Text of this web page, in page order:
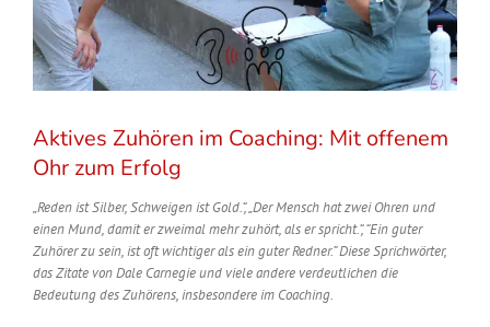
Aktives Zuhören im Coaching: Mit offenem
Ohr zum Erfolg
„Reden ist Silber, Schweigen ist Gold.“, „Der Mensch hat zwei Ohren und
einen Mund, damit er zweimal mehr zuhört, als er spricht.“, “Ein guter
Zuhörer zu sein, ist oft wichtiger als ein guter Redner.” Diese Sprichwörter,
das Zitate von Dale Carnegie und viele andere verdeutlichen die
Bedeutung des Zuhörens, insbesondere im Coaching.